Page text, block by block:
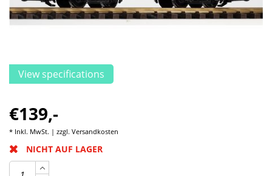
View specifications
€139,-
* Inkl. MwSt. | zzgl. Versandkosten
NICHT AUF LAGER